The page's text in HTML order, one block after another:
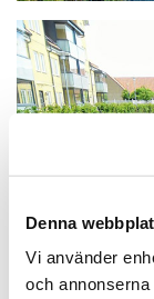
Denna
Vi använder
och